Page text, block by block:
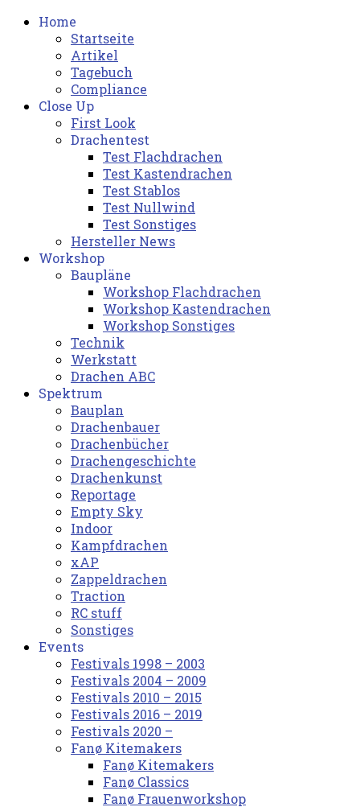
Home
Startseite
Artikel
Tagebuch
Compliance
Close Up
First Look
Drachentest
Test Flachdrachen
Test Kastendrachen
Test Stablos
Test Nullwind
Test Sonstiges
Hersteller News
Workshop
Baupläne
Workshop Flachdrachen
Workshop Kastendrachen
Workshop Sonstiges
Technik
Werkstatt
Drachen ABC
Spektrum
Bauplan
Drachenbauer
Drachenbücher
Drachengeschichte
Drachenkunst
Reportage
Empty Sky
Indoor
Kampfdrachen
xAP
Zappeldrachen
Traction
RC stuff
Sonstiges
Events
Festivals 1998 – 2003
Festivals 2004 – 2009
Festivals 2010 – 2015
Festivals 2016 – 2019
Festivals 2020 –
Fanø Kitemakers
Fanø Kitemakers
Fanø Classics
Fanø Frauenworkshop